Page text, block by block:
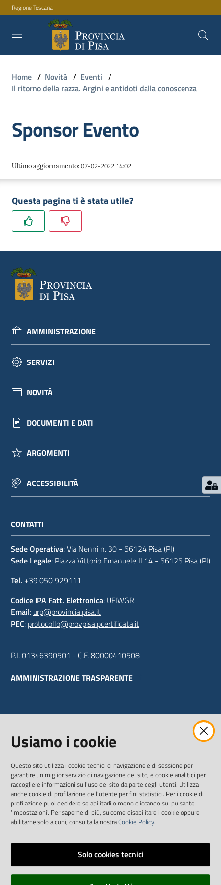
Vai al contenuto
Vai alla navigazione
Vai al footer
Regione Toscana
Amministrazione
Servizi
Novità
Documenti
e
dati
Argomenti
Seguici
su
Home / Novità / Eventi /
Il ritorno della razza. Argini e antidoti dalla conoscenza
Sponsor Evento
Ultimo aggiornamento:07-02-2022 14:02
Questa pagina ti è stata utile?
AMMINISTRAZIONE
SERVIZI
NOVITÀ
DOCUMENTI E DATI
ARGOMENTI
ACCESSIBILITÀ
CONTATTI
Sede Operativa: Via Nenni n. 30 - 56124 Pisa (PI)
Sede Legale: Piazza Vittorio Emanuele II 14 - 56125 Pisa (PI)
Tel. +39 050 929111
Codice IPA Fatt. Elettronica: UFIWGR
Email: urp@provincia.pisa.it
PEC: protocollo@provpisa.pcertificata.it
P.I. 01346390501 - C.F. 80000410508
AMMINISTRAZIONE TRASPARENTE
SEGUICI SU
TwitterFacebookYoutube
Vai alla pagina
Dichiarazione di accessibilità
Usiamo i cookie
Questo sito utilizza i cookie tecnici di navigazione e di sessione per
garantire un miglior servizio di navigazione del sito, e cookie analitici per
raccogliere informazioni sull'uso del sito da parte degli utenti. Utilizza
anche cookie di profilazione dell'utente per fini statistici. Per i cookie di
profilazione puoi decidere se abilitarli o meno cliccando sul pulsante
'Impostazioni'. Per saperne di più, su come disabilitare i cookie oppure
abilitarne solo alcuni, consulta la nostraCookie Policy.
Solo cookies tecnici